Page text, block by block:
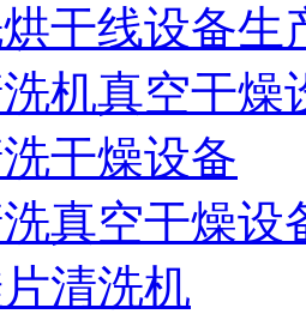
干线设备生
机真空干燥
干燥设备
真空干燥设
清洗机